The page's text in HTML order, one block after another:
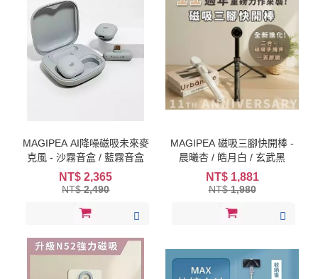
MAGIPEA AI降噪磁吸未來麥
克風 - 沙霧音盒 / 藍霧音盒
NT$2,365
NT$2,490
MAGIPEA 磁吸三腳快開棒 -
晨曦杏 / 皓月白 / 玄武黑
NT$ 1,881
NT$1,980